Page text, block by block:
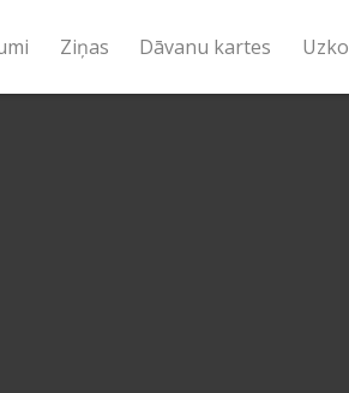
Ziņas Dāvanu kartes